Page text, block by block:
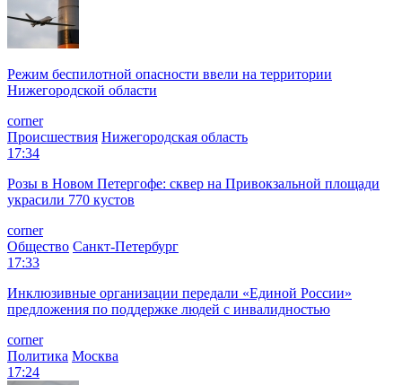
Режим беспилотной опасности ввели на территории
Нижегородской области
corner
Происшествия Нижегородская область
17:34
Розы в Новом Петергофе: сквер на Привокзальной площади
украсили 770 кустов
corner
Общество Санкт-Петербург
17:33
Инклюзивные организации передали «Единой России»
предложения по поддержке людей с инвалидностью
corner
Политика Москва
17:24